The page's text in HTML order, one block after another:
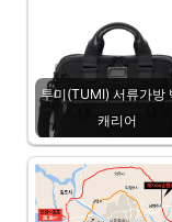
투미(TUMI) 서류가방
캐리어